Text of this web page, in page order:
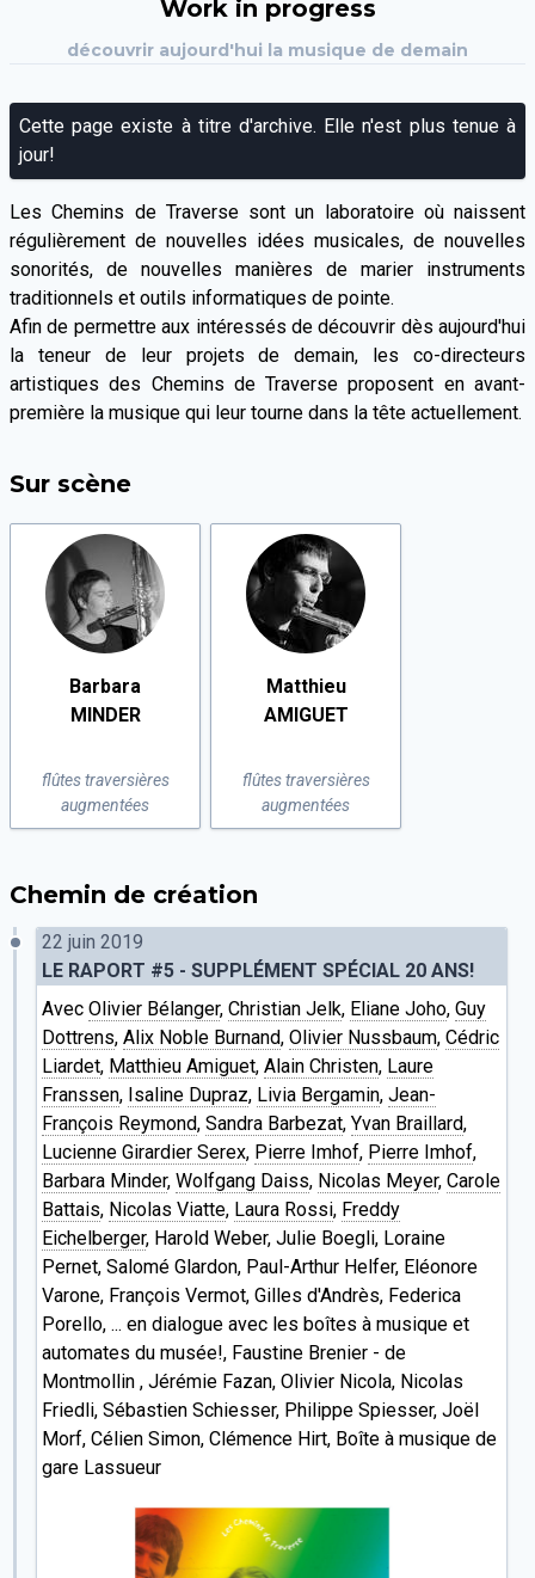
Work in progress
découvrir aujourd'hui la musique de demain
Cette page existe à titre d'archive. Elle n'est plus tenue à
jour!
Les Chemins de Traverse sont un laboratoire où naissent
régulièrement de nouvelles idées musicales, de nouvelles
sonorités, de nouvelles manières de marier instruments
traditionnels et outils informatiques de pointe.
Afin de permettre aux intéressés de découvrir dès aujourd'hui
la teneur de leur projets de demain, les co-directeurs
artistiques des Chemins de Traverse proposent en avant-
première la musique qui leur tourne dans la tête actuellement.
Sur scène
Barbara
MINDER
flûtes traversières
augmentées
Matthieu
AMIGUET
flûtes traversières
augmentées
Chemin de création
22 juin 2019
LE RAPORT #5 - SUPPLÉMENT SPÉCIAL 20 ANS!
Avec Olivier Bélanger, Christian Jelk, Eliane Joho, Guy
Dottrens, Alix Noble Burnand, Olivier Nussbaum, Cédric
Liardet, Matthieu Amiguet, Alain Christen, Laure
Franssen, Isaline Dupraz, Livia Bergamin, Jean-
François Reymond, Sandra Barbezat, Yvan Braillard,
Lucienne Girardier Serex, Pierre Imhof, Pierre Imhof,
Barbara Minder, Wolfgang Daiss, Nicolas Meyer, Carole
Battais, Nicolas Viatte, Laura Rossi, Freddy
Eichelberger, Harold Weber, Julie Boegli, Loraine
Pernet, Salomé Glardon, Paul-Arthur Helfer, Eléonore
Varone, François Vermot, Gilles d'Andrès, Federica
Porello, ... en dialogue avec les boîtes à musique et
automates du musée!, Faustine Brenier - de
Montmollin , Jérémie Fazan, Olivier Nicola, Nicolas
Friedli, Sébastien Schiesser, Philippe Spiesser, Joël
Morf, Célien Simon, Clémence Hirt, Boîte à musique de
gare Lassueur